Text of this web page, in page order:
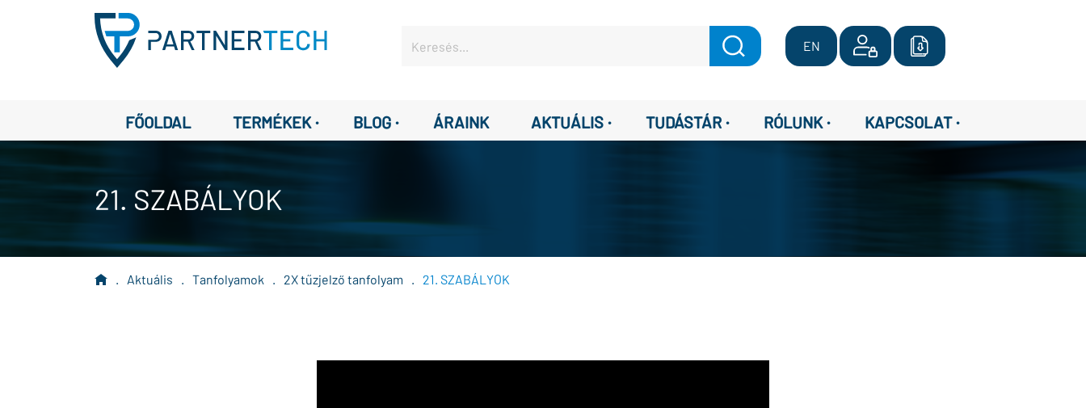
EN
FŐOLDAL TERMÉKEK · BLOG · ÁRAINK AKTUÁLIS · TUDÁSTÁR · RÓLUNK · KAPCSOLAT ·
21. SZABÁLYOK
. Aktuális . Tanfolyamok . 2X tűzjelző tanfolyam . 21. SZABÁLYOK